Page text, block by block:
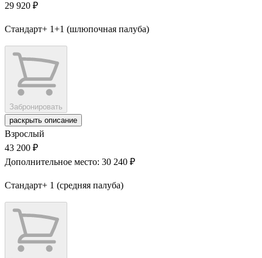
29 920 ₽
Стандарт+ 1+1 (шлюпочная палуба)
Забронировать
раскрыть описание
Взрослый
43 200 ₽
Дополнительное место: 30 240 ₽
Стандарт+ 1 (средняя палуба)